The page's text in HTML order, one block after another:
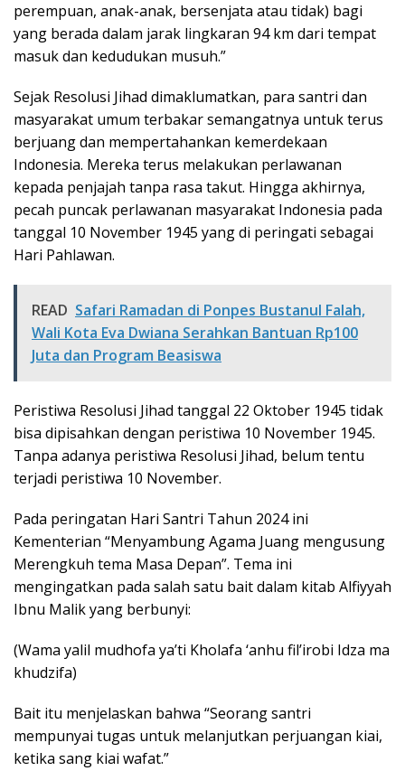
perempuan, anak-anak, bersenjata atau tidak) bagi
yang berada dalam jarak lingkaran 94 km dari tempat
masuk dan kedudukan musuh.”
Sejak Resolusi Jihad dimaklumatkan, para santri dan
masyarakat umum terbakar semangatnya untuk terus
berjuang dan mempertahankan kemerdekaan
Indonesia. Mereka terus melakukan perlawanan
kepada penjajah tanpa rasa takut. Hingga akhirnya,
pecah puncak perlawanan masyarakat Indonesia pada
tanggal 10 November 1945 yang di peringati sebagai
Hari Pahlawan.
READ Safari Ramadan di Ponpes Bustanul Falah,
Wali Kota Eva Dwiana Serahkan Bantuan Rp100
Juta dan Program Beasiswa
Peristiwa Resolusi Jihad tanggal 22 Oktober 1945 tidak
bisa dipisahkan dengan peristiwa 10 November 1945.
Tanpa adanya peristiwa Resolusi Jihad, belum tentu
terjadi peristiwa 10 November.
Pada peringatan Hari Santri Tahun 2024 ini
Kementerian “Menyambung Agama Juang mengusung
Merengkuh tema Masa Depan”. Tema ini
mengingatkan pada salah satu bait dalam kitab Alfiyyah
Ibnu Malik yang berbunyi:
(Wama yalil mudhofa ya’ti Kholafa ‘anhu fil’irobi Idza ma
khudzifa)
Bait itu menjelaskan bahwa “Seorang santri
mempunyai tugas untuk melanjutkan perjuangan kiai,
ketika sang kiai wafat.”